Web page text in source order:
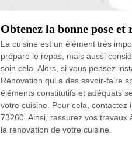
Obtenez la bonne pose
La cuisine est un élément très
prépare le repas, mais aussi
soin cela. Alors, si vous pensez
Rénovation qui a des savoir-faire
éléments constitutifs et adéquats
votre cuisine. Pour cela,
73260. Ainsi, rassurez vos
la rénovation de votre cuisine.